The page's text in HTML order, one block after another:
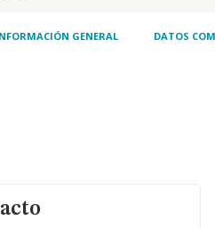
GENERAL DATOS